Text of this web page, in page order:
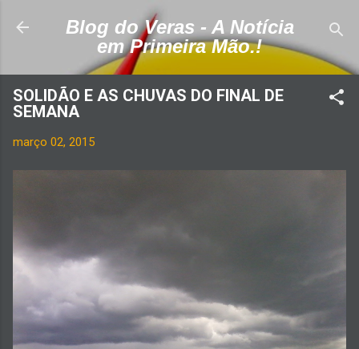
Pular para o conteúdo principal
Blog do Veras - A Notícia
em Primeira Mão.!
SOLIDÃO E AS CHUVAS DO FINAL DE
SEMANA
março 02, 2015